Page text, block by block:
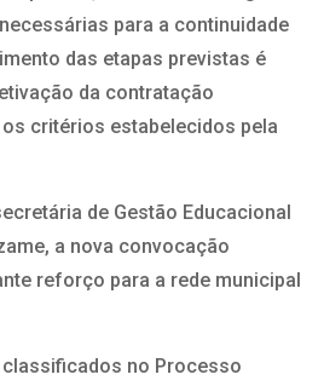
para a continuidade
das etapas previstas é
da contratação
critérios estabelecidos pela
de Gestão Educacional
a nova convocação
reforço para a rede municipal
classificados no Processo